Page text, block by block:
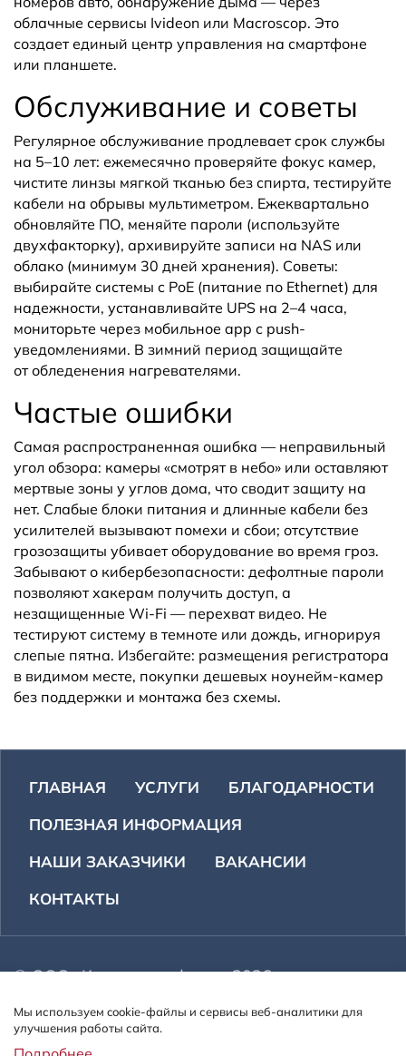
облачные сервисы Ivideon или Macroscop. Это
создает единый центр управления на смартфоне
или планшете.
Обслуживание и советы
Регулярное обслуживание продлевает срок службы
на 5–10 лет: ежемесячно проверяйте фокус камер,
чистите линзы мягкой тканью без спирта, тестируйте
кабели на обрывы мультиметром. Ежеквартально
обновляйте ПО, меняйте пароли (используйте
двухфакторку), архивируйте записи на NAS или
облако (минимум 30 дней хранения). Советы:
выбирайте системы с PoE (питание по Ethernet) для
надежности, устанавливайте UPS на 2–4 часа,
мониторьте через мобильное app с push-
уведомлениями. В зимний период защищайте
от обледенения нагревателями.
Частые ошибки
Самая распространенная ошибка — неправильный
угол обзора: камеры «смотрят в небо» или оставляют
мертвые зоны у углов дома, что сводит защиту на
нет. Слабые блоки питания и длинные кабели без
усилителей вызывают помехи и сбои; отсутствие
грозозащиты убивает оборудование во время гроз.
Забывают о кибербезопасности: дефолтные пароли
позволяют хакерам получить доступ, а
незащищенные Wi-Fi — перехват видео. Не
тестируют систему в темноте или дождь, игнорируя
слепые пятна. Избегайте: размещения регистратора
в видимом месте, покупки дешевых ноунейм-камер
без поддержки и монтажа без схемы.
ГЛАВНАЯ УСЛУГИ
БЛАГОДАРНОСТИ
ПОЛЕЗНАЯ ИНФОРМАЦИЯ
НАШИ ЗАКАЗЧИКИ
ВАКАНСИИ
КОНТАКТЫ
© ООО «Компания сфера». 2026 г.
Адрес: 302020, г. Орел, Наугорское шоссе 17а,
пом. 1
Мы используем cookie-файлы и сервисы веб-аналитики для
улучшения работы сайта.